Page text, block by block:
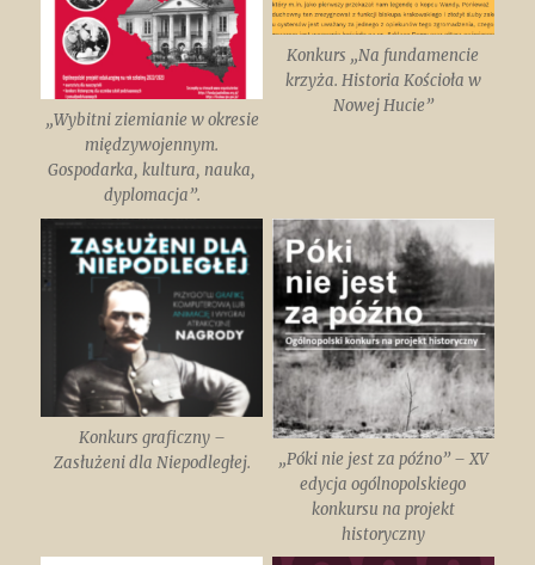
„Wybitni ziemianie w okresie
międzywojennym.
Gospodarka, kultura, nauka,
dyplomacja”.
Konkurs „Na fundamencie
krzyża. Historia Kościoła w
Nowej Hucie”
Konkurs graficzny –
Zasłużeni dla Niepodległej.
„Póki nie jest za późno” – XV
edycja ogólnopolskiego
konkursu na projekt
historyczny